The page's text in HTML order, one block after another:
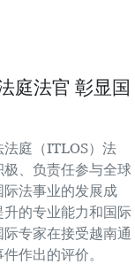
庭法官 彰显国
庭（ITLOS）法
、负责任参与全球
法事业的发展成
的专业能力和国际
专家在接受越南通
作出的评价。